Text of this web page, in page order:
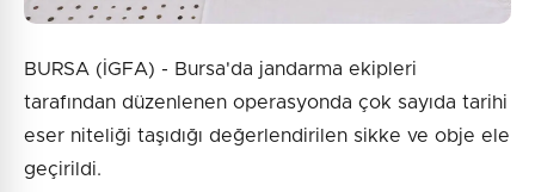
BURSA (İGFA) - Bursa'da jandarma ekipleri
tarafından düzenlenen operasyonda çok sayıda tarihi
eser niteliği taşıdığı değerlendirilen sikke ve obje ele
geçirildi.